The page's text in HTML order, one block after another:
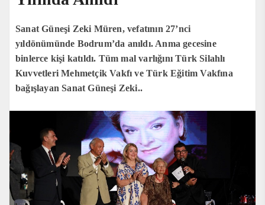
Sanat Güneşi Zeki Müren, vefatının 27’nci
yıldönümünde Bodrum’da anıldı. Anma gecesine
binlerce kişi katıldı. Tüm mal varlığını Türk Silahlı
Kuvvetleri Mehmetçik Vakfı ve Türk Eğitim Vakfına
bağışlayan Sanat Güneşi Zeki..